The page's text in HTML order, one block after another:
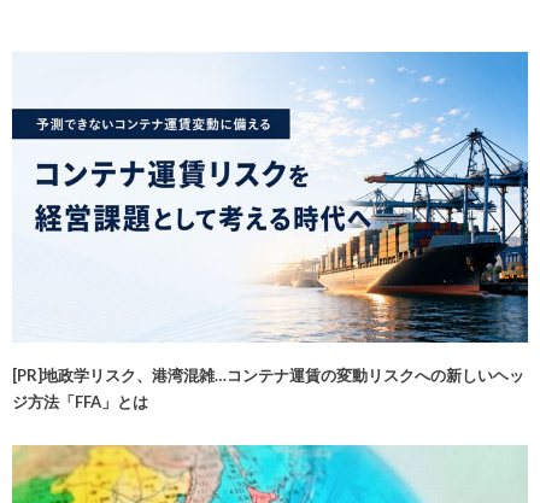
[PR]地政学リスク、港湾混雑…コンテナ運賃の変動リスクへの新しいヘッ
ジ方法「FFA」とは